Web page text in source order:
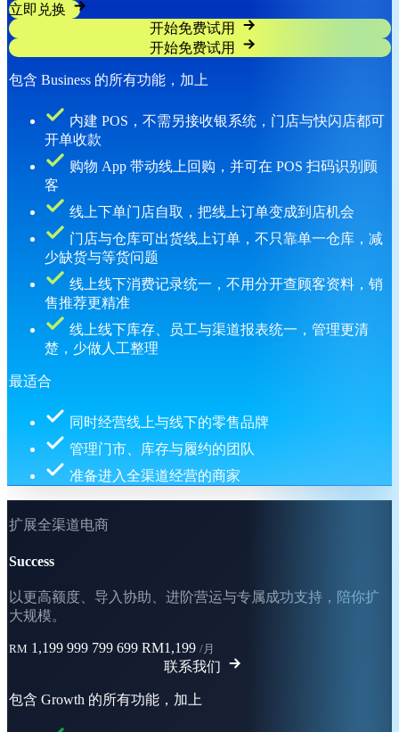
立即兑换
开始免费试用
开始免费试用
包含 Business 的所有功能，加上
内建 POS，不需另接收银系统，门店与快闪店都可
开单收款
购物 App 带动线上回购，并可在 POS 扫码识别顾
客
线上下单门店自取，把线上订单变成到店机会
门店与仓库可出货线上订单，不只靠单一仓库，减
少缺货与等货问题
线上线下消费记录统一，不用分开查顾客资料，销
售推荐更精准
线上线下库存、员工与渠道报表统一，管理更清
楚，少做人工整理
最适合
同时经营线上与线下的零售品牌
管理门市、库存与履约的团队
准备进入全渠道经营的商家
扩展全渠道电商
Success
以更高额度、导入协助、进阶营运与专属成功支持，陪你扩
大规模。
RM 1,199 999 799 699 RM1,199 /月
联系我们
包含 Growth 的所有功能，加上